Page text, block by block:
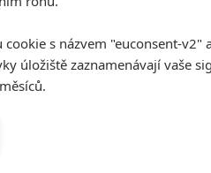
s názvem "euconsent-v2"
úložiště zaznamenávají vaše